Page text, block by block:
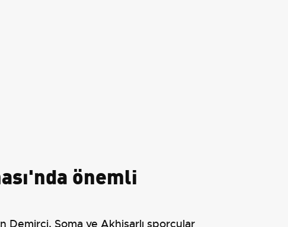
önemli
Demirci, Soma ve Akhisarlı sporcular